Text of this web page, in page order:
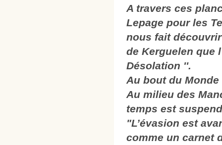
A travers ces
Lepage pour les
nous fait
de Kerguelen que
Désolation ''.
Au bout du
Au milieu des
temps est
"L’évasion est
comme un carnet